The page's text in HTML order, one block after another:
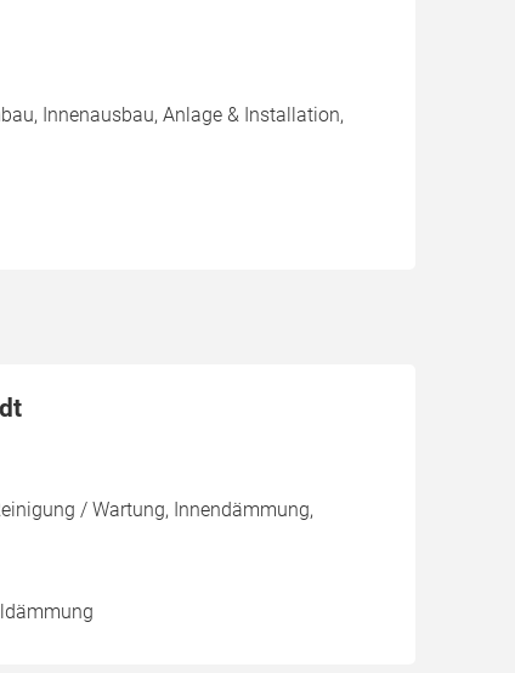
Innenausbau, Anlage & Installation,
/ Wartung, Innendämmung,